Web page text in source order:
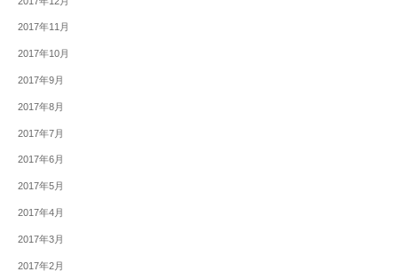
2017年11月
2017年10月
2017年9月
2017年8月
2017年7月
2017年6月
2017年5月
2017年4月
2017年3月
2017年2月